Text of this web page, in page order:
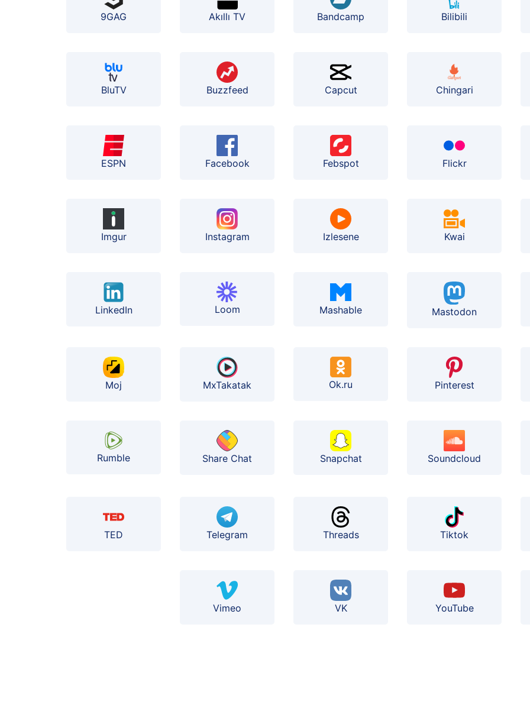
9GAG Akıllı TV Bandcamp Bilibili
BluTV Buzzfeed Capcut Chingari
ESPN Facebook Febspot Flickr
Imgur Instagram Izlesene Kwai
LinkedIn Loom Mashable Mastodon
Moj MxTakatak Ok.ru Pinterest
Rumble Share Chat Snapchat Soundcloud
TED Telegram Threads Tiktok
Vimeo VK YouTube